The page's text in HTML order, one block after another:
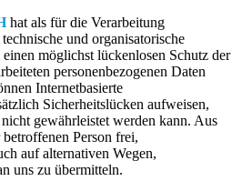
hat als für die Verarbeitung
und organisatorische
möglichst lückenlosen Schutz der
personenbezogenen Daten
Internetbasierte
Sicherheitslücken aufweisen,
gewährleistet werden kann. Aus
Person frei,
auf alternativen Wegen,
uns zu übermitteln.